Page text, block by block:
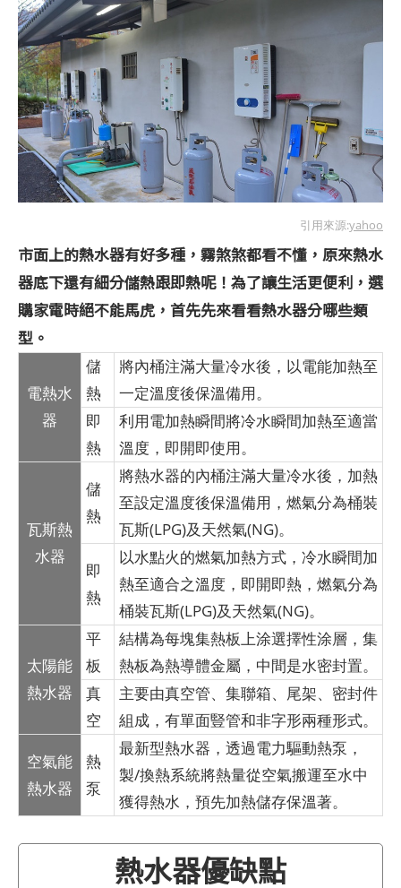
引用來源:yahoo
市面上的熱水器有好多種，霧煞煞都看不懂，原來熱水
器底下還有細分儲熱跟即熱呢！為了讓生活更便利，選
購家電時絕不能馬虎，首先先來看看熱水器分哪些類
型。
電熱水
器
儲
熱
將內桶注滿大量冷水後，以電能加熱至
一定溫度後保溫備用。
即
熱
利用電加熱瞬間將冷水瞬間加熱至適當
溫度，即開即使用。
瓦斯熱
水器
儲
熱
將熱水器的內桶注滿大量冷水後，加熱
至設定溫度後保溫備用，燃氣分為桶裝
瓦斯(LPG)及天然氣(NG)。
即
熱
以水點火的燃氣加熱方式，冷水瞬間加
熱至適合之溫度，即開即熱，燃氣分為
桶裝瓦斯(LPG)及天然氣(NG)。
太陽能
熱水器
平
板
結構為每塊集熱板上涂選擇性涂層，集
熱板為熱導體金屬，中間是水密封置。
真
空
主要由真空管、集聯箱、尾架、密封件
組成，有單面豎管和非字形兩種形式。
空氣能
熱水器
熱
泵
最新型熱水器，透過電力驅動熱泵，
製/換熱系統將熱量從空氣搬運至水中
獲得熱水，預先加熱儲存保溫著。
熱水器優缺點